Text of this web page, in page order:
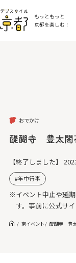
もっともっと
京都を楽しむ！
おでかけ
醍醐寺 豊太閤
【終了しました】
年中行事
※イベント中止や延
す。事前に公式サ
京イベント 醍醐寺 豊